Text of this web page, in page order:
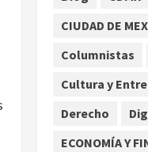
2
CIUDAD DE
Columnistas
Cultura y
Derecho
ECONOMÍA Y